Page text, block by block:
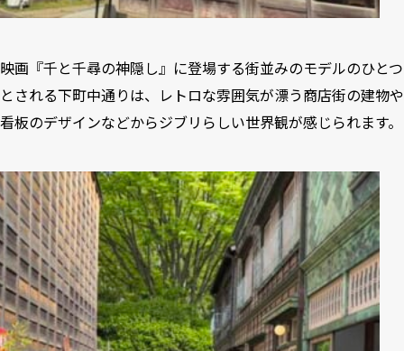
映画『千と千尋の神隠し』に登場する街並みのモデルのひとつ
とされる下町中通りは、レトロな雰囲気が漂う商店街の建物や
看板のデザインなどからジブリらしい世界観が感じられます。